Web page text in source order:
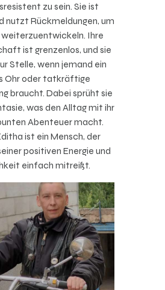
zu sein. Sie ist
nutzt Rückmeldungen, um
Ihre
ist grenzenlos, und sie
Stelle, wenn jemand ein
Ohr oder tatkräftige
braucht. Dabei sprüht sie
was den Alltag mit ihr
Abenteuer macht.
ist ein Mensch, der
positiven Energie und
einfach mitreißt.